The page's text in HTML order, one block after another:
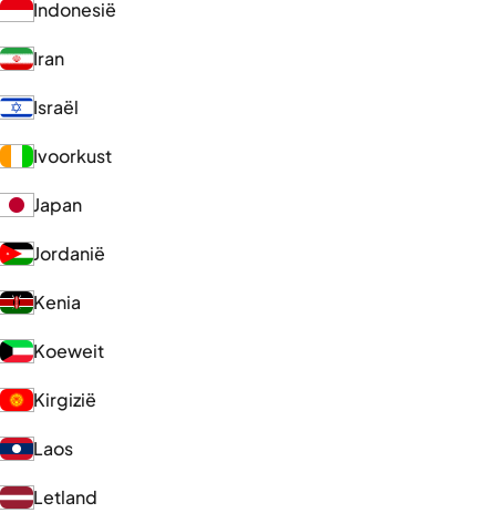
Indonesië
Iran
Israël
Ivoorkust
Japan
Jordanië
Kenia
Koeweit
Kirgizië
Laos
Letland